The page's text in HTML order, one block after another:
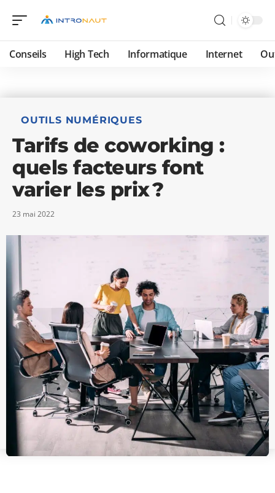
Conseils High Tech Informatique Internet
OUTILS NUMÉRIQUES
Tarifs de coworking :
quels facteurs font
varier les prix ?
23 mai 2022